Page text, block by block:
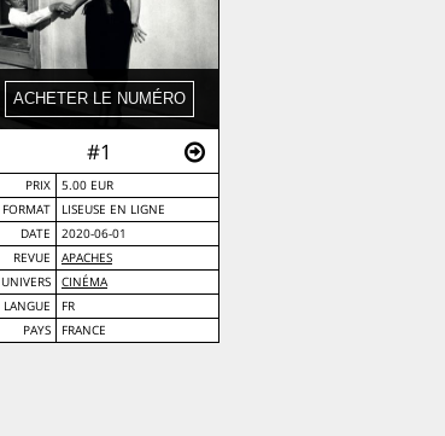
#1
PRIX
5.00 EUR
FORMAT
LISEUSE EN LIGNE
DATE
2020-06-01
REVUE
APACHES
UNIVERS
CINÉMA
LANGUE
FR
PAYS
FRANCE